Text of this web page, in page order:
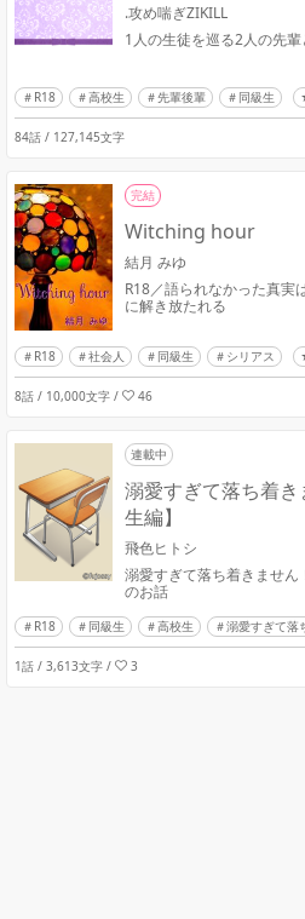
.攻め喘ぎZIKILL
1人の生徒を巡る2人の先輩
R18 高校生 先輩後輩 同級生
84話 / 127,145文字
完結
Witching hour
結月 みゆ
R18／語られなかった真実
に解き放たれる
R18 社会人 同級生 シリアス
8話 / 10,000文字 / 46
連載中
溺愛すぎて落ち着
生編】
飛色ヒトシ
溺愛すぎて落ち着きませ
のお話
R18 同級生 高校生 溺愛すぎて落
1話 / 3,613文字 / 3